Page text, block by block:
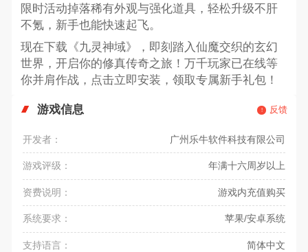
限时活动掉落稀有外观与强化道具，轻松升级不肝
不氪，新手也能快速起飞。
现在下载《九灵神域》，即刻踏入仙魔交织的玄幻
世界，开启你的修真传奇之旅！万千玩家已在线等
你并肩作战，点击立即安装，领取专属新手礼包！
游戏信息 反馈
开发者： 广州乐牛软件科技有限公司
游戏评级： 年满十六周岁以上
资费说明： 游戏内充值购买
系统要求： 苹果/安卓系统
支持语言： 简体中文